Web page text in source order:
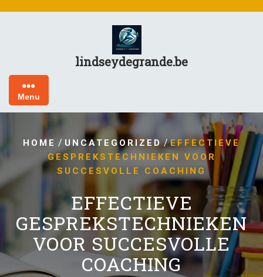
lindseydegrande.be
Menu
HOME / UNCATEGORIZED/EFFECTIEVE
GESPREKSTECHNIEKEN VOOR
SUCCESVOLLE COACHING
EFFECTIEVE
GESPREKSTECHNIEKEN
VOOR SUCCESVOLLE
COACHING